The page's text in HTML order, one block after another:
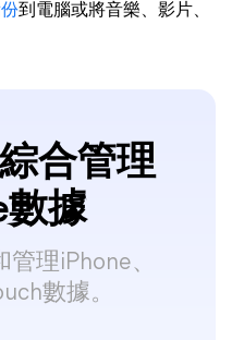
到電腦或將音樂、影片、
綜合管理
數據
理iPhone、
數據。